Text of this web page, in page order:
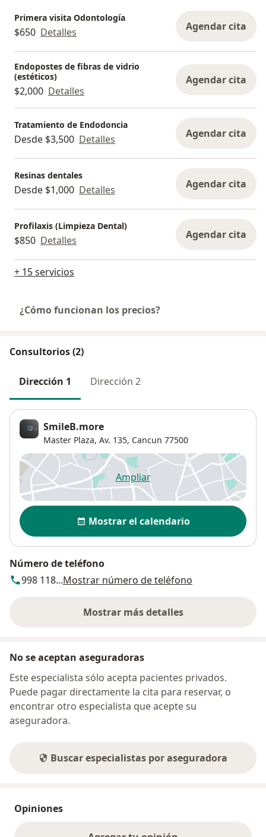
Primera visita Odontología
$650 Detalles Agendar cita
Endopostes de fibras de vidrio
(estéticos)
$2,000 Detalles
Agendar cita
Tratamiento de Endodoncia
Desde $3,500 Detalles Agendar cita
Resinas dentales
Desde $1,000 Detalles Agendar cita
Profilaxis (Limpieza Dental)
$850 Detalles Agendar cita
+ 15 servicios
¿Cómo funcionan los precios?
Consultorios (2)
Dirección 1 Dirección 2
SmileB.more
Master Plaza, Av. 135, Cancun 77500
Ampliarse abre en una nueva
Disponibilidad
Mostrar el calendario
Número de teléfono
998 118...Mostrar número de teléfono
Mostrar más detalles
sobre la dirección
No se aceptan aseguradoras
Este especialista sólo acepta pacientes privados.
Puede pagar directamente la cita para reservar, o
encontrar otro especialista que acepte su
aseguradora.
Buscar especialistas por aseguradora
Opiniones